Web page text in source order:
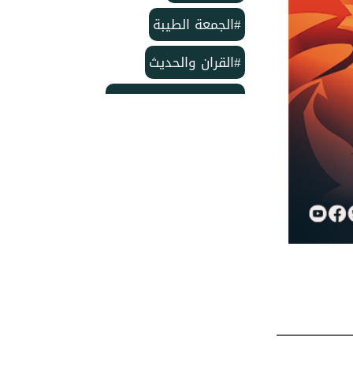
#الجمعة الطيبة
#القران والحديث
#بمناسبة الذكرى لمولد